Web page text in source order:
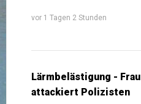
vor 1 Tagen 2 Stunden
Lärmbelästigung - Frau
attackiert Polizisten